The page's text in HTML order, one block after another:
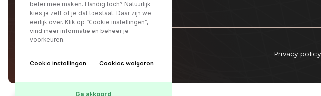
Privacy
beter mee maken. Handig toch? Natuurlijk
kies je zelf of je dat toestaat. Daar zijn we
eerlijk over. Klik op “Cookie instellingen”,
vind meer informatie en beheer je
voorkeuren.
Cookie instellingen Cookies weigeren
Ga akkoord